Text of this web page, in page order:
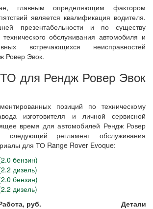
главным определяющим фактором
является квалификация водителя.
презентабельности и по существу
обслуживания автомобиля и
встречающихся неисправностей
Ровер Эвок.
для Рендж Ровер Эвок
позиций по техническому
изготовителя и личной сервисной
время для автомобилей Рендж Ровер
следующий регламент обслуживания
для ТО Range Rover Evoque:
бензин)
дизель)
бензин)
дизель)
руб. Детали,